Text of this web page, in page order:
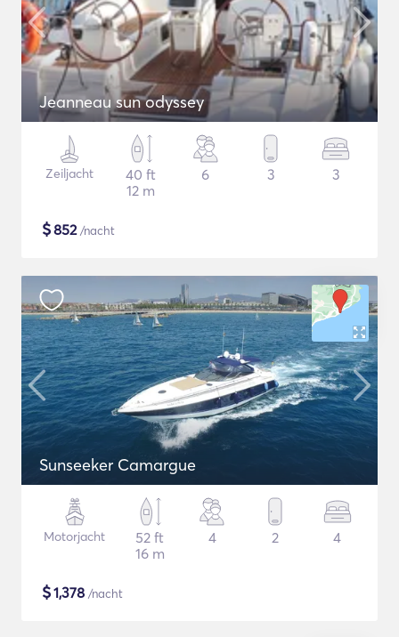
Jeanneau sun odyssey
Zeiljacht
40 ft
12 m
6 3 3
$852/nacht
Sunseeker Camargue
Motorjacht
52 ft
16 m
4 2 4
$1,378 /nacht